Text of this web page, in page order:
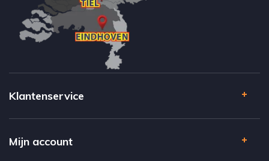
Klantenservice
Mijn account